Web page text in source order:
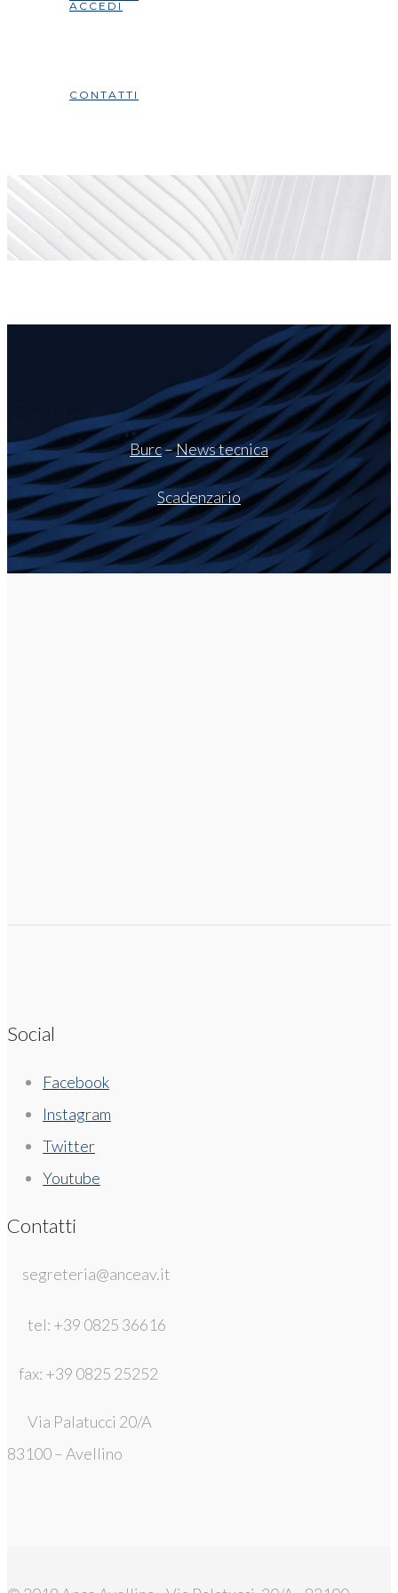
ACCEDI
CONTATTI
Burc–News tecnica
Scadenzario
Social
Facebook
Instagram
Twitter
Youtube
Contatti
segreteria@anceav.it
tel: +39 0825 36616
fax: +39 0825 25252
Via Palatucci 20/A
83100 – Avellino